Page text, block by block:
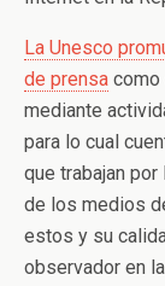
La Unesco
de prensa como
mediante
para lo cual
que trabajan
de los medios
estos y su
observador en